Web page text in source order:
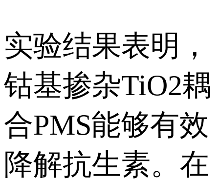
实验结果表明，
钴基掺杂TiO2耦
合PMS能够有效
降解抗生素。在